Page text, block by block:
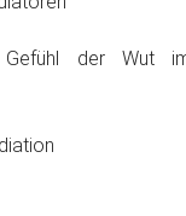
Gefühl der Wut